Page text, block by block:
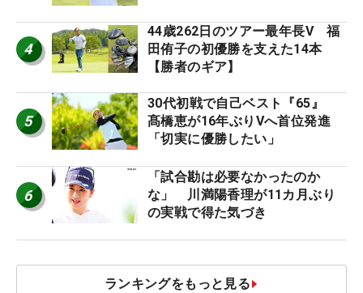
4
44歳262日のツアー最年長V 福
田侑子の初優勝を支えた14本
【勝者のギア】
5
30代初戦で自己ベスト『65』
髙橋恵が16年ぶりVへ首位発進
「切実に優勝したい」
6
「試合勘は必要なかったのか
な」 川満陽香理が11カ月ぶり
の実戦で得た気づき
ランキングをもっと見る